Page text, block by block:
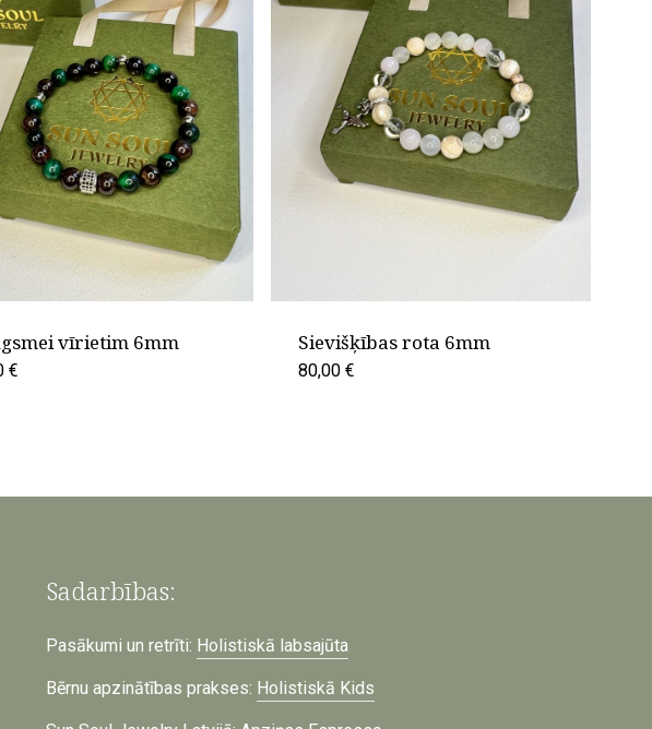
vīrietim 6mm
€
Sievišķības rota 6mm
80,00€
Sadarbības:
Pasākumi un retrīti: Holistiskā labsajūta
Bērnu apzinātības prakses: Holistiskā Kids